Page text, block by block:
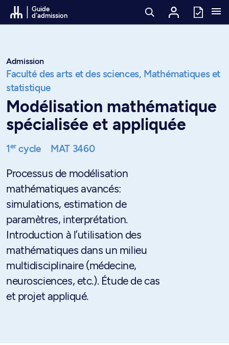
Passer au contenu
Guide
d'admission
Admission
Faculté des arts et des sciences, Mathématiques et
statistique
Modélisation mathématique
spécialisée et appliquée
1ercycle MAT 3460
Processus de modélisation
mathématiques avancés:
simulations, estimation de
paramètres, interprétation.
Introduction à l’utilisation des
mathématiques dans un milieu
multidisciplinaire (médecine,
neurosciences, etc.). Étude de cas
et projet appliqué.